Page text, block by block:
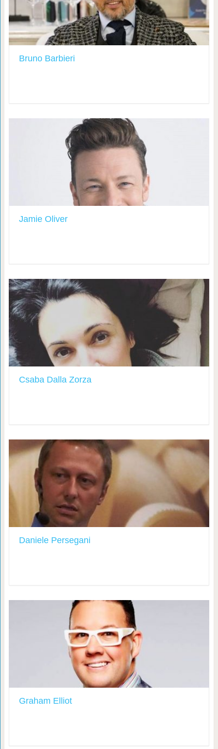
Bruno Barbieri
Jamie Oliver
Csaba Dalla Zorza
Daniele Persegani
Graham Elliot